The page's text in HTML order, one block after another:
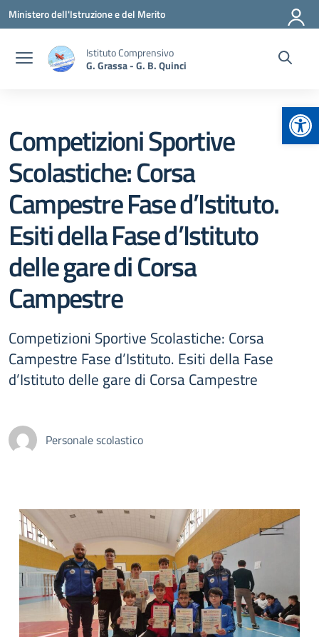
Vai ai contenuti
Vai al menu di navigazione
Vai al footer
Ministero dell'Istruzione e del Merito
Istituto Comprensivo
G. Grassa - G. B. Quinci
Competizioni Sportive
Scolastiche: Corsa
Campestre Fase d’Istituto.
Esiti della Fase d’Istituto
delle gare di Corsa
Campestre
Competizioni Sportive Scolastiche: Corsa
Campestre Fase d’Istituto. Esiti della Fase
d’Istituto delle gare di Corsa Campestre
Personale scolastico